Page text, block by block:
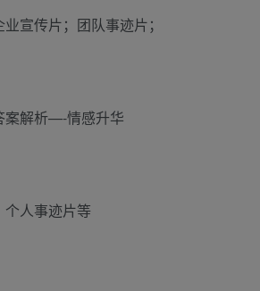
宣传片；团队事迹片；
解析—-情感升华
个人事迹片等